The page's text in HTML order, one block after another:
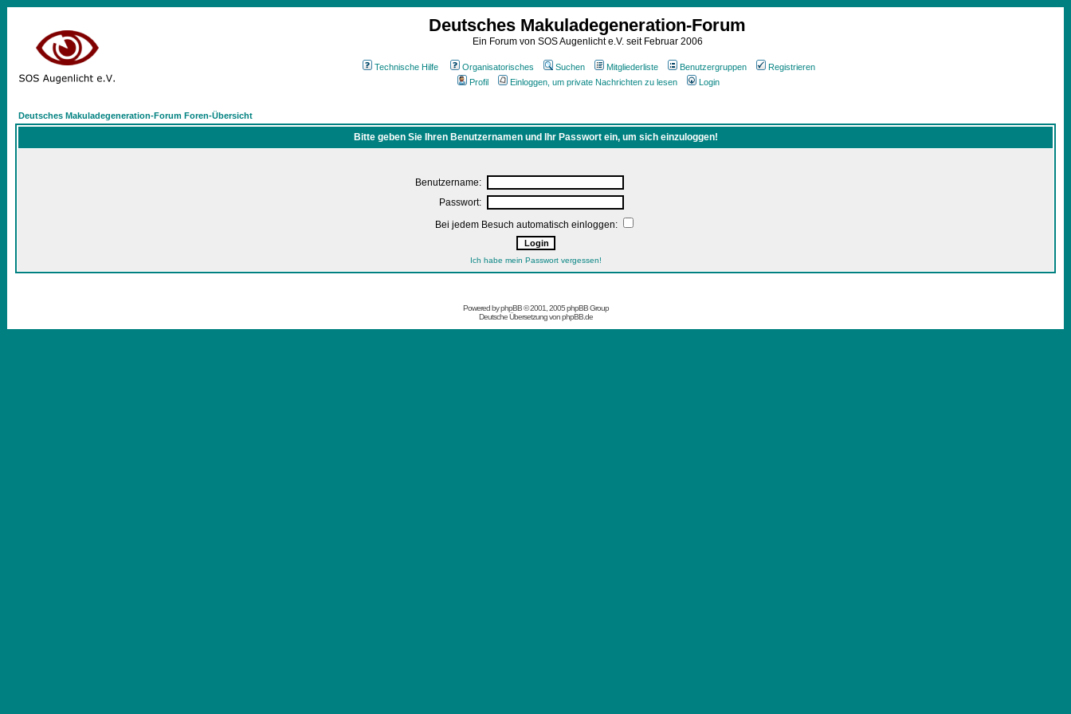
Deutsches Makuladegeneration-Forum
Ein Forum von SOS Augenlicht e.V. seit Februar 2006
Technische Hilfe Organisatorisches Suchen Mitgliederliste Benutzergruppen
Registrieren
Profil
Einloggen, um private Nachrichten zu lesen Login
Deutsches Makuladegeneration-Forum Foren-Übersicht
Bitte geben Sie Ihren Benutzernamen und Ihr Passwort ein, um sich einzuloggen!
Benutzername:
Passwort:
Bei jedem Besuch automatisch einloggen:
Ich habe mein Passwort vergessen!
Powered byphpBB© 2001, 2005 phpBB Group
Deutsche Übersetzung vonphpBB.de